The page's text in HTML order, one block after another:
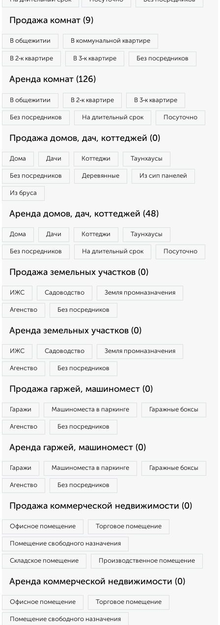
Продажа комнат (9)
В общежитии В коммунальной квартире
В 2‑к квартире В 3‑к квартире Без посредников
Аренда комнат (126)
В общежитии В 2‑к квартире В 3‑к квартире
Без посредников На длительный срок Посуточно
Продажа домов, дач, коттеджей (0)
Дома Дачи Коттеджи Таунхаусы
Без посредников Деревянные Из сип панелей
Из бруса
Аренда домов, дач, коттеджей (48)
Дома Дачи Коттеджи Таунхаусы
Без посредников На длительный срок Посуточно
Продажа земельных участков (0)
ИЖС Садоводство Земля промназначения
Агенство Без посредников
Аренда земельных участков (0)
ИЖС Садоводство Земля промназначения
Агенство Без посредников
Продажа гаржей, машиномест (0)
Гаражи Машиноместа в паркинге Гаражные боксы
Агенство Без посредников
Аренда гаржей, машиномест (0)
Гаражи Машиноместа в паркинге Гаражные боксы
Агенство Без посредников
Продажа коммерческой недвижимости (0)
Офисное помещение Торговое помещение
Помещение свободного назначения
Складское помещение Производственное помещение
Аренда коммерческой недвижимости (0)
Офисное помещение Торговое помещение
Помещение свободного назначения